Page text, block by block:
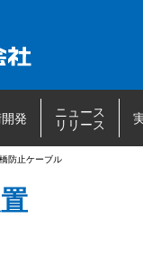
発
ニュース
リリース
防止ケーブル